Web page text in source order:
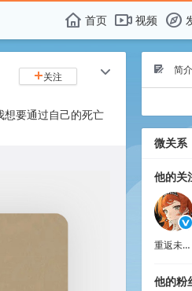
E 首页  视频 F
c
+关注
要通过自己的死亡
Ü 简
微关系
他的关
重返未来1999
他的粉